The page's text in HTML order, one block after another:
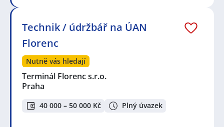
Technik / údržbář na ÚAN
Florenc
Nutně vás hledají
Terminál Florenc s.r.o.
Praha
40 000 – 50 000 Kč Plný úvazek